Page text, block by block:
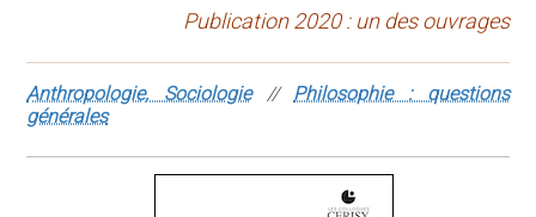
Publication 2020 : un des ouvrages
Anthropologie, Sociologie// Philosophie : questions
générales